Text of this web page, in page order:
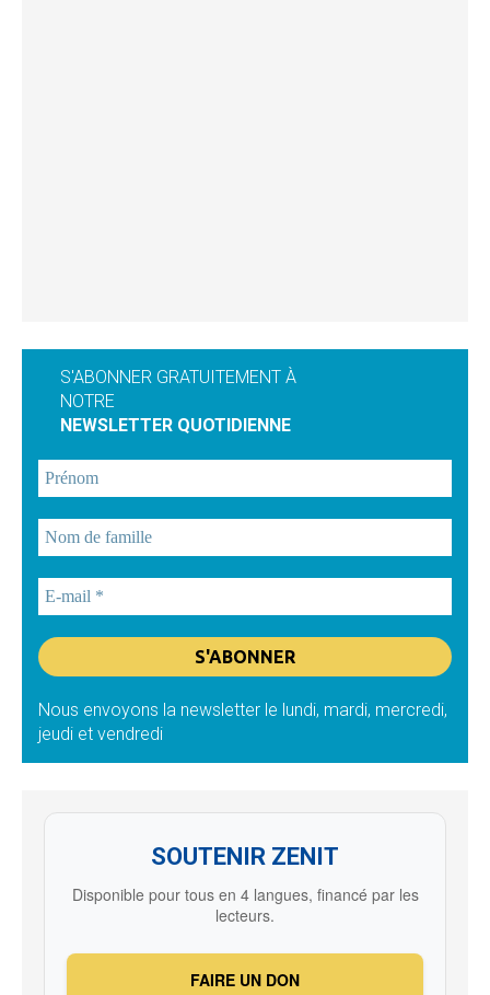
S'ABONNER GRATUITEMENT À
NOTRE
NEWSLETTER QUOTIDIENNE
Nous envoyons la newsletter le lundi, mardi, mercredi,
jeudi et vendredi
SOUTENIR ZENIT
Disponible pour tous en 4 langues, financé par les
lecteurs.
FAIRE UN DON